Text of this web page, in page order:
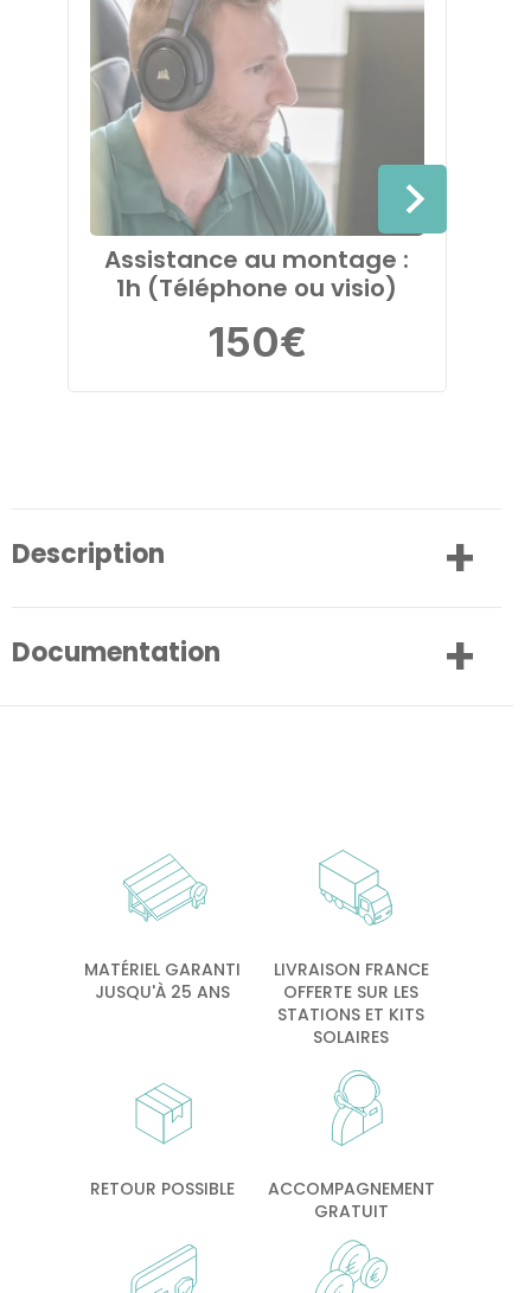
Assistance au montage :
1h (Téléphone ou visio)
150€
Description
Documentation
MATÉRIEL GARANTI
JUSQU'À 25 ANS
LIVRAISON FRANCE
OFFERTE SUR LES
STATIONS ET KITS
SOLAIRES
RETOUR POSSIBLE
ACCOMPAGNEMENT
GRATUIT